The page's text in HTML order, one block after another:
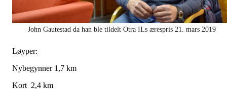
John Gautestad da han ble tildelt Otra ILs ærespris 21. mars 2019
Løyper:
Nybegynner 1,7 km
Kort 2,4 km